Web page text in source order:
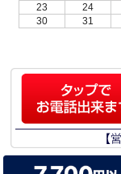
23
24
30
31